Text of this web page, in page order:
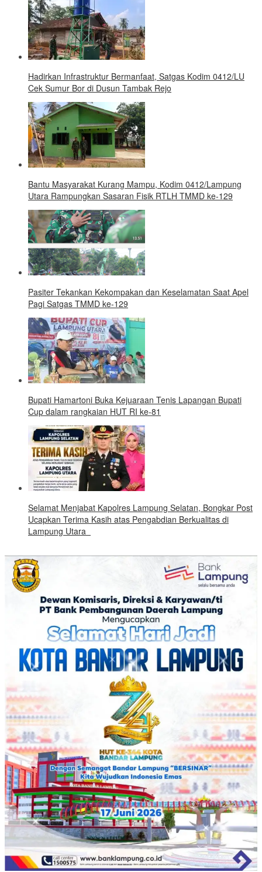
Hadirkan Infrastruktur Bermanfaat, Satgas Kodim 0412/LU
Cek Sumur Bor di Dusun Tambak Rejo
Bantu Masyarakat Kurang Mampu, Kodim 0412/Lampung
Utara Rampungkan Sasaran Fisik RTLH TMMD ke-129
Pasiter Tekankan Kekompakan dan Keselamatan Saat Apel
Pagi Satgas TMMD ke-129
Bupati Hamartoni Buka Kejuaraan Tenis Lapangan Bupati
Cup dalam rangkaian HUT RI ke-81
Selamat Menjabat Kapolres Lampung Selatan, Bongkar Post
Ucapkan Terima Kasih atas Pengabdian Berkualitas di
Lampung Utara